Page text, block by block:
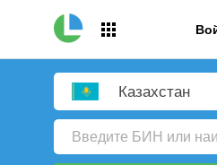
Казахстан